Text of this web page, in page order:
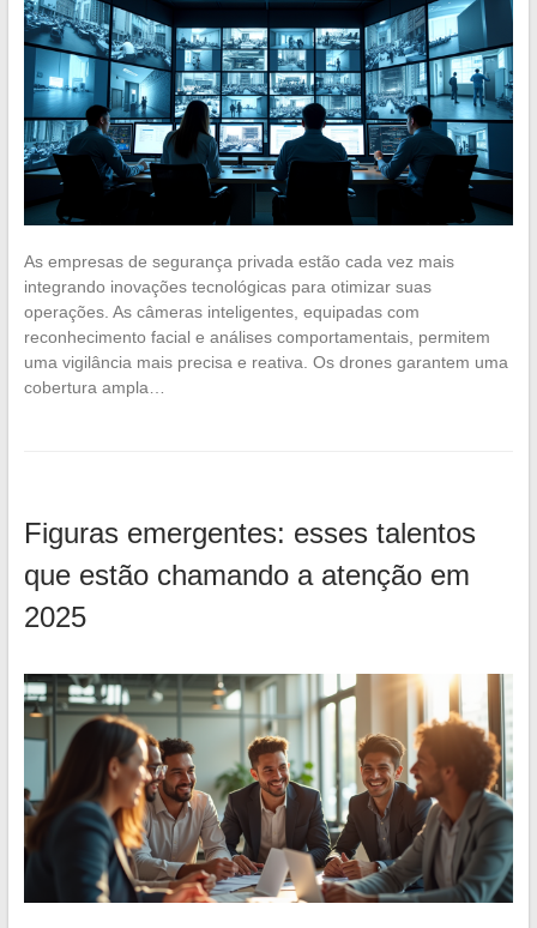
As empresas de segurança privada estão cada vez mais
integrando inovações tecnológicas para otimizar suas
operações. As câmeras inteligentes, equipadas com
reconhecimento facial e análises comportamentais, permitem
uma vigilância mais precisa e reativa. Os drones garantem uma
cobertura ampla…
Figuras emergentes: esses talentos
que estão chamando a atenção em
2025